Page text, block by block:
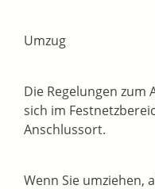
Umzug
Die Regelungen zum
sich im
Anschlussort.
Wenn Sie umziehen,